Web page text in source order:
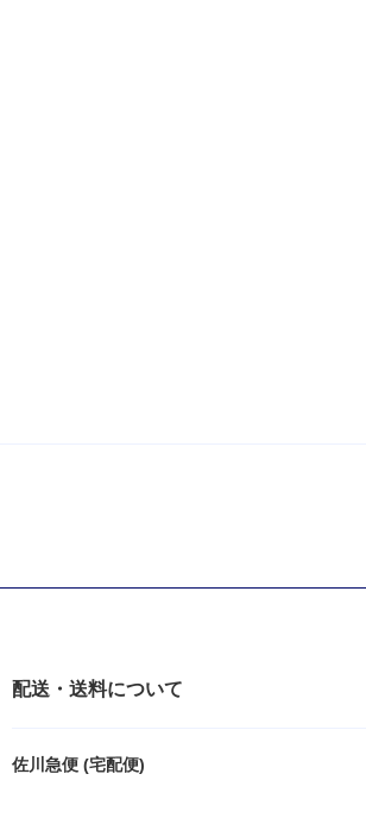
配送・送料について
佐川急便 (宅配便)